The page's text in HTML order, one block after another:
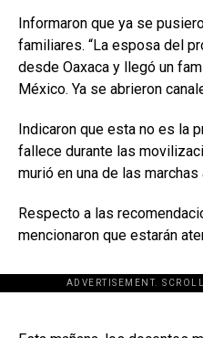
Informaron que ya se
familiares. “La esposa del
desde Oaxaca y llegó un
México. Ya se abrieron
Indicaron que esta no es la
fallece durante las
murió en una de las marchas
Respecto a las
mencionaron que estarán
ADVERTISEMENT.
[adsforwp